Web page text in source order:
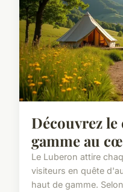
Découvrez
gamme au
Le Luberon attire
visiteurs en quête
haut de gamme.